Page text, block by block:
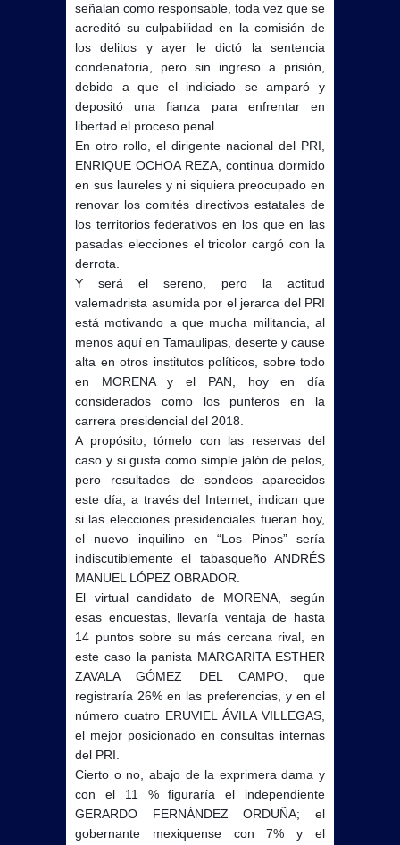
señalan como responsable, toda vez que se
acreditó su culpabilidad en la comisión de
los delitos y ayer le dictó la sentencia
condenatoria, pero sin ingreso a prisión,
debido a que el indiciado se amparó y
depositó una fianza para enfrentar en
libertad el proceso penal.
En otro rollo, el dirigente nacional del PRI,
ENRIQUE OCHOA REZA, continua dormido
en sus laureles y ni siquiera preocupado en
renovar los comités directivos estatales de
los territorios federativos en los que en las
pasadas elecciones el tricolor cargó con la
derrota.
Y será el sereno, pero la actitud
valemadrista asumida por el jerarca del PRI
está motivando a que mucha militancia, al
menos aquí en Tamaulipas, deserte y cause
alta en otros institutos políticos, sobre todo
en MORENA y el PAN, hoy en día
considerados como los punteros en la
carrera presidencial del 2018.
A propósito, tómelo con las reservas del
caso y si gusta como simple jalón de pelos,
pero resultados de sondeos aparecidos
este día, a través del Internet, indican que
si las elecciones presidenciales fueran hoy,
el nuevo inquilino en “Los Pinos” sería
indiscutiblemente el tabasqueño ANDRÉS
MANUEL LÓPEZ OBRADOR.
El virtual candidato de MORENA, según
esas encuestas, llevaría ventaja de hasta
14 puntos sobre su más cercana rival, en
este caso la panista MARGARITA ESTHER
ZAVALA GÓMEZ DEL CAMPO, que
registraría 26% en las preferencias, y en el
número cuatro ERUVIEL ÁVILA VILLEGAS,
el mejor posicionado en consultas internas
del PRI.
Cierto o no, abajo de la exprimera dama y
con el 11 % figuraría el independiente
GERARDO FERNÁNDEZ ORDUÑA; el
gobernante mexiquense con 7% y el